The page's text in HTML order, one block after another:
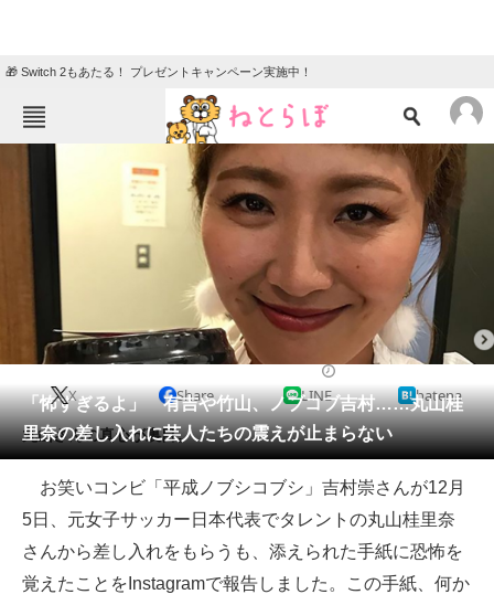
🎁 Switch 2もあたる！ プレゼントキャンペーン実施中！
ねとらぼメニュー
ニュース
エンタメ クイズ
地域
教育・育児
リサーチ
会員記事
メディア
注目記事を集めた総合ページ
ITの今と未来を見通す
スマホと通信の最新トレンド
「怖すぎるよ」 有吉や竹山、ノブコブ吉村……丸山桂
里奈の差し入れに芸人たちの震えが止まらない
X Share LINE hatena
丸山さんの真心が裏目。
お笑いコンビ「平成ノブシコブシ」吉村崇さんが12月
5日、元女子サッカー日本代表でタレントの丸山桂里奈
さんから差し入れをもらうも、添えられた手紙に恐怖を
覚えたことをInstagramで報告しました。この手紙、何か